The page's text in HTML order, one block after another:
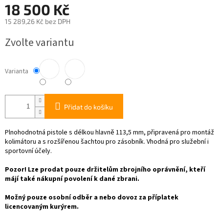
18 500 Kč
15 289,26 Kč bez DPH
cena:
Zvolte variantu
Varianta
Přidat do košíku
Plnohodnotná pistole s délkou hlavně 113,5 mm, připravená pro montáž
kolimátoru a s rozšířenou šachtou pro zásobník. Vhodná pro služební i
sportovní účely.
Pozor! Lze prodat pouze držitelům zbrojního oprávnění, kteří
májí také nákupní povolení k dané zbrani.
Možný pouze osobní odběr a nebo dovoz za příplatek
licencovaným kurýrem.